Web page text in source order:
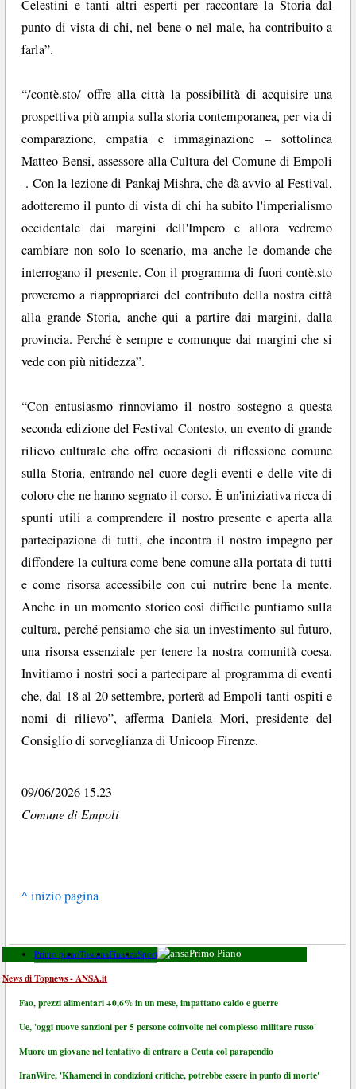
Celestini e tanti altri esperti per raccontare la Storia dal
punto di vista di chi, nel bene o nel male, ha contribuito a
farla”.
“/contè.sto/ offre alla città la possibilità di acquisire una
prospettiva più ampia sulla storia contemporanea, per via di
comparazione, empatia e immaginazione – sottolinea
Matteo Bensi, assessore alla Cultura del Comune di Empoli
-. Con la lezione di Pankaj Mishra, che dà avvio al Festival,
adotteremo il punto di vista di chi ha subito l'imperialismo
occidentale dai margini dell'Impero e allora vedremo
cambiare non solo lo scenario, ma anche le domande che
interrogano il presente. Con il programma di fuori contè.sto
proveremo a riappropriarci del contributo della nostra città
alla grande Storia, anche qui a partire dai margini, dalla
provincia. Perché è sempre e comunque dai margini che si
vede con più nitidezza”.
“Con entusiasmo rinnoviamo il nostro sostegno a questa
seconda edizione del Festival Contesto, un evento di grande
rilievo culturale che offre occasioni di riflessione comune
sulla Storia, entrando nel cuore degli eventi e delle vite di
coloro che ne hanno segnato il corso. È un'iniziativa ricca di
spunti utili a comprendere il nostro presente e aperta alla
partecipazione di tutti, che incontra il nostro impegno per
diffondere la cultura come bene comune alla portata di tutti
e come risorsa accessibile con cui nutrire bene la mente.
Anche in un momento storico così difficile puntiamo sulla
cultura, perché pensiamo che sia un investimento sul futuro,
una risorsa essenziale per tenere la nostra comunità coesa.
Invitiamo i nostri soci a partecipare al programma di eventi
che, dal 18 al 20 settembre, porterà ad Empoli tanti ospiti e
nomi di rilievo”, afferma Daniela Mori, presidente del
Consiglio di sorveglianza di Unicoop Firenze.
09/06/2026 15.23
Comune di Empoli
^ inizio pagina
Primo pianoToscanaFinanzaSport Primo Piano
News di Topnews - ANSA.it
Fao, prezzi alimentari +0,6% in un mese, impattano caldo e guerre
Ue, 'oggi nuove sanzioni per 5 persone coinvolte nel complesso militare russo'
Muore un giovane nel tentativo di entrare a Ceuta col parapendio
IranWire, 'Khamenei in condizioni critiche, potrebbe essere in punto di morte'